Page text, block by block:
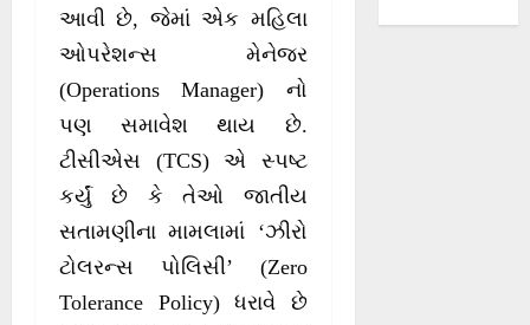
આવી છે, જેમાં એક મહિલા
ઓપરેશન્સ મેનેજર
(Operations Manager) નો
પણ સમાવેશ થાય છે.
ટીસીએસ (TCS) એ સ્પષ્ટ
કર્યું છે કે તેઓ જાતીય
સતામણીના મામલામાં ‘ઝીરો
ટોલરન્સ પોલિસી’ (Zero
Tolerance Policy) ધરાવે છે